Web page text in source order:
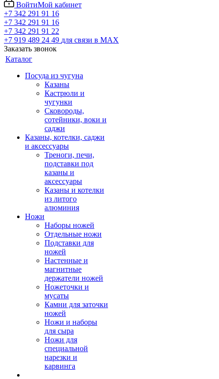
ВойтиМой кабинет
+7 342 291 91 16
+7 342 291 91 16
+7 342 291 91 22
+7 919 489 24 49 для связи в МАХ
Заказать звонок
Каталог
Посуда из чугуна
Казаны
Кастрюли и
чугунки
Сковороды,
сотейники, воки и
саджи
Казаны, котелки, саджи
и аксессуары
Треноги, печи,
подставки под
казаны и
аксессуары
Казаны и котелки
из литого
алюминия
Ножи
Наборы ножей
Отдельные ножи
Подставки для
ножей
Настенные и
магнитные
держатели ножей
Ножеточки и
мусаты
Камни для заточки
ножей
Ножи и наборы
для сыра
Ножи для
специальной
нарезки и
карвинга